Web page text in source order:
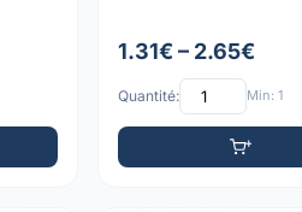
1.31€ – 2.65€
Quantité: Min: 1